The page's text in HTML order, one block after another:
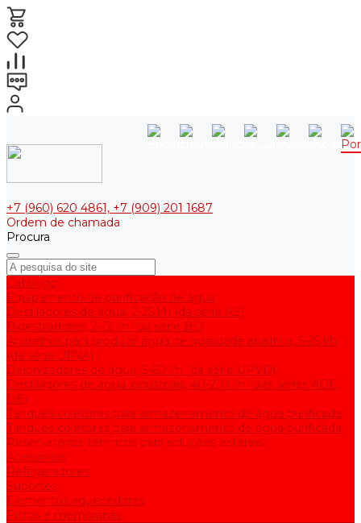
+7 (960) 620 4861, +7 (909) 201 1687
Ordem de chamada
Procura
Catálogo
Equipamento de purificação de água
Destiladores de água, 2-25 l/h (da série АE)
Bidestiladores, 2-12 l/h (da série BE)
Aparelhos para produzir água de qualidade analítica, 5-25 l/h
(da série UPVA)
Deionizadores de água, 5-60 l/h (da série UPVD)
Destiladores de água industriais, 40-210 l/h (das séries ADE,
DE)
Tanques coletores para armazenamento de água purificada
Tanques coletores para armazenamento de água purificada
Reservatórios térmicos para soluções estéreis
Acessórios
Refrigeradores
Suportes
Elementos aquecedores
Filtros e membranas